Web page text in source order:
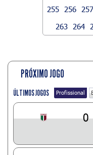
255
256 257
263
264
PRÓXIMO JOGO
ÚLTIMOS JOGOS Profissional
0